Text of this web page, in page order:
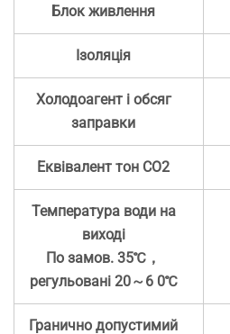
Блок живлення
Ізоляція
Холодоагент і обсяг
заправки
Еквівалент тон СО2
Температура води на
виході
По замов. 35℃，
регульовані 20～6 0℃
Гранично допустимий